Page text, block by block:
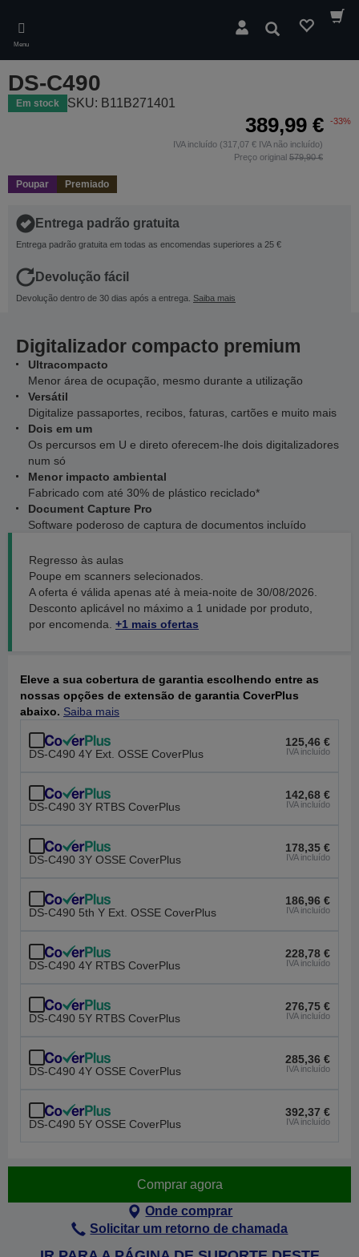
main
content
Menu
Pesquisar
DS-C490
Em stock SKU: B11B271401
389,99 € -33%
IVA incluído (317,07 € IVA não incluído)
Preço original 579,90 €
Poupar Premiado
Entrega padrão gratuita
Entrega padrão gratuita em todas as encomendas superiores a 25 €
Devolução fácil
Devolução dentro de 30 dias após a entrega. Saiba mais
Digitalizador compacto premium
Ultracompacto
Menor área de ocupação, mesmo durante a utilização
Versátil
Digitalize passaportes, recibos, faturas, cartões e muito mais
Dois em um
Os percursos em U e direto oferecem-lhe dois digitalizadores
num só
Menor impacto ambiental
Fabricado com até 30% de plástico reciclado*
Document Capture Pro
Software poderoso de captura de documentos incluído
Regresso às aulas
Poupe em scanners selecionados.
A oferta é válida apenas até à meia-noite de 30/08/2026.
Desconto aplicável no máximo a 1 unidade por produto,
por encomenda. +1 mais ofertas
Eleve a sua cobertura de garantia escolhendo entre as
nossas opções de extensão de garantia CoverPlus
abaixo. Saiba mais
DS-C490 4Y Ext. OSSE CoverPlus
125,46 €
IVA incluído
DS-C490 3Y RTBS CoverPlus
142,68 €
IVA incluído
DS-C490 3Y OSSE CoverPlus
178,35 €
IVA incluído
DS-C490 5th Y Ext. OSSE CoverPlus
186,96 €
IVA incluído
DS-C490 4Y RTBS CoverPlus
228,78 €
IVA incluído
DS-C490 5Y RTBS CoverPlus
276,75 €
IVA incluído
DS-C490 4Y OSSE CoverPlus
285,36 €
IVA incluído
DS-C490 5Y OSSE CoverPlus
392,37 €
IVA incluído
Comprar agora
Onde comprar
Solicitar um retorno de chamada